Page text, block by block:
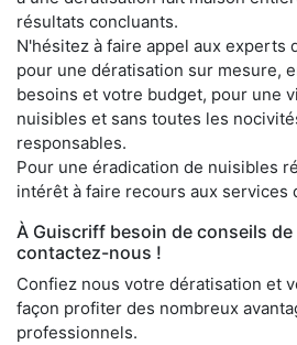
résultats concluants.
N'hésitez à faire appel aux experts
pour une dératisation sur mesure,
besoins et votre budget, pour une
nuisibles et sans toutes les
responsables.
Pour une éradication de nuisibles
intérêt à faire recours aux services
À Guiscriff besoin de conseils
contactez-nous !
Confiez nous votre dératisation et
façon profiter des nombreux
professionnels.